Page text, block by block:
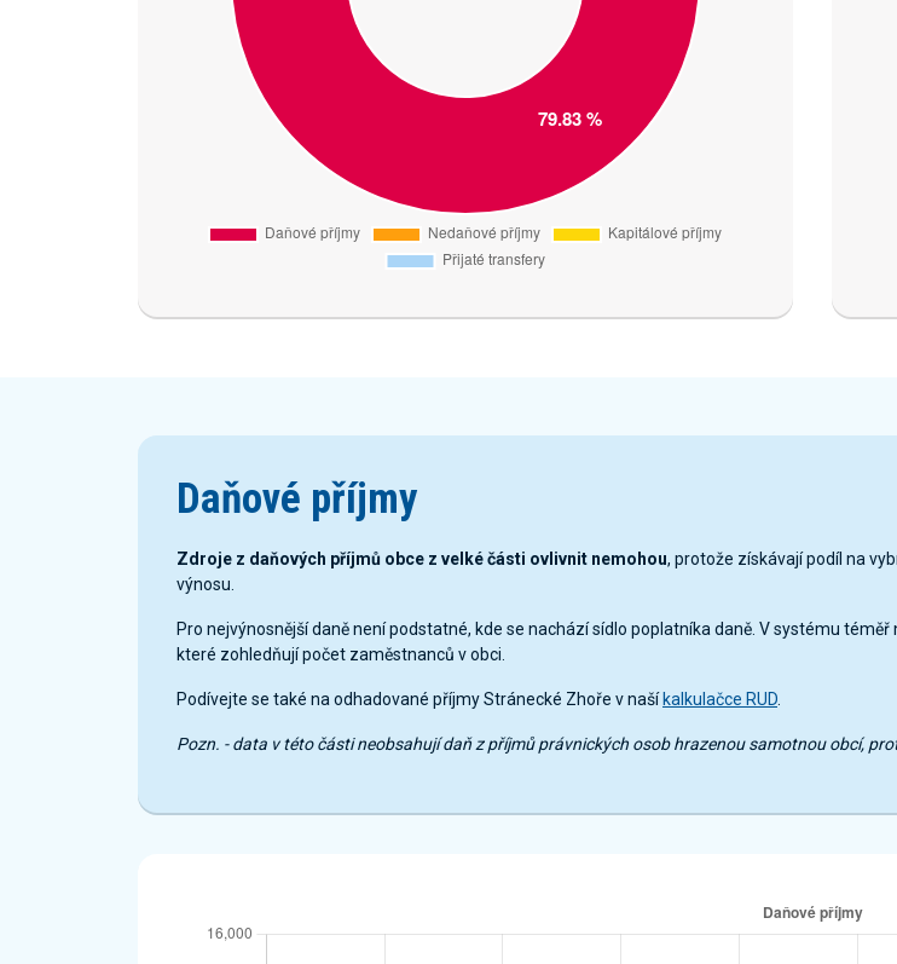
Daňové příjmy
Zdroje z daňových příjmů obce z velké části ovlivnit nemohou, protože získávají podíl na
výnosu.
Pro nejvýnosnější daně není podstatné, kde se nachází sídlo poplatníka daně. V systému
které zohledňují počet zaměstnanců v obci.
Podívejte se také na odhadované příjmy Stránecké Zhoře v naší kalkulačce RUD
Pozn. - data v této části neobsahují daň z příjmů právnických osob hrazenou samotnou obcí,